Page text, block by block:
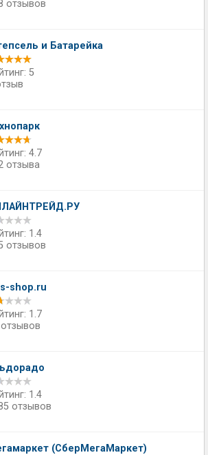
отзывов
и Батарейка
5
4.7
отзыва
1.4
отзывов
shop.ru
1.7
1.4
отзывов
(СберМегаМаркет)